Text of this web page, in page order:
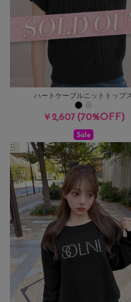
ハートケーブルニットトップス
￥2,607(70%OFF)
Sale